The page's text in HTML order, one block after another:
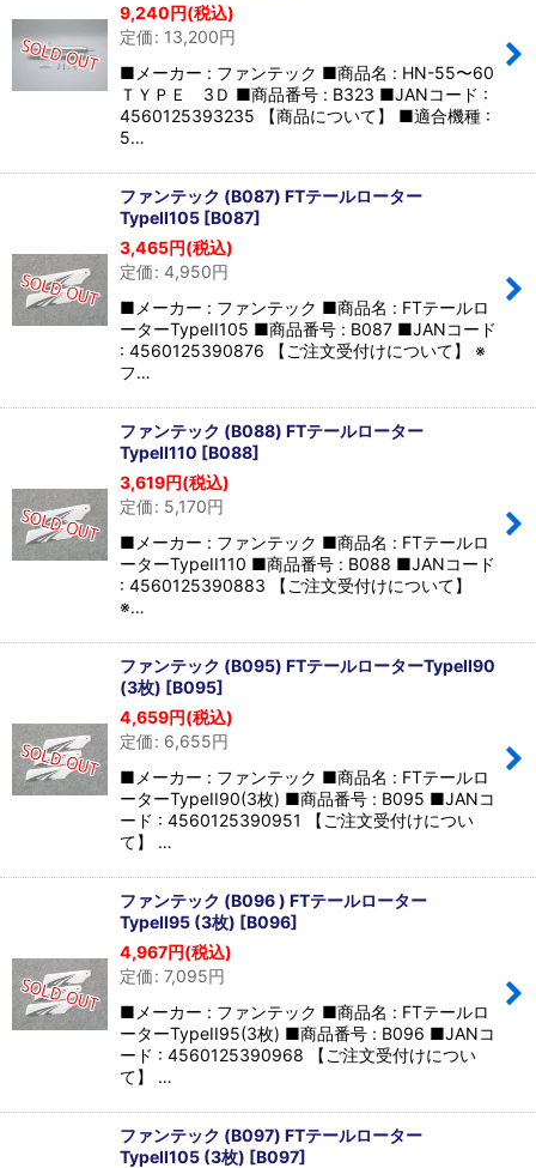
9,240円(税込)
定価: 13,200円
■メーカー : ファンテック ■商品名 : HN-55〜60
ＴＹＰＥ 3Ｄ ■商品番号 : B323 ■JANコード :
4560125393235 【商品について】 ■適合機種 :
5…
ファンテック (B087) FTテールローター
TypeII105 [B087]
3,465円(税込)
定価: 4,950円
■メーカー : ファンテック ■商品名 : FTテールロ
ーターTypeII105 ■商品番号 : B087 ■JANコード
: 4560125390876 【ご注文受付けについて】 ※
フ…
ファンテック (B088) FTテールローター
TypeII110 [B088]
3,619円(税込)
定価: 5,170円
■メーカー : ファンテック ■商品名 : FTテールロ
ーターTypeII110 ■商品番号 : B088 ■JANコード
: 4560125390883 【ご注文受付けについて】
※…
ファンテック (B095) FTテールローターTypeII90
(3枚) [B095]
4,659円(税込)
定価: 6,655円
■メーカー : ファンテック ■商品名 : FTテールロ
ーターTypeII90(3枚) ■商品番号 : B095 ■JANコ
ード : 4560125390951 【ご注文受付けについ
て】 …
ファンテック (B096 ) FTテールローター
TypeII95 (3枚) [B096]
4,967円(税込)
定価: 7,095円
■メーカー : ファンテック ■商品名 : FTテールロ
ーターTypeII95(3枚) ■商品番号 : B096 ■JANコ
ード : 4560125390968 【ご注文受付けについ
て】 …
ファンテック (B097) FTテールローター
TypeII105 (3枚) [B097]